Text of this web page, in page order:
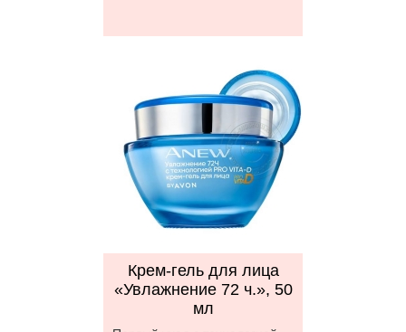
Крем-гель для лица
«Увлажнение 72 ч.», 50
мл